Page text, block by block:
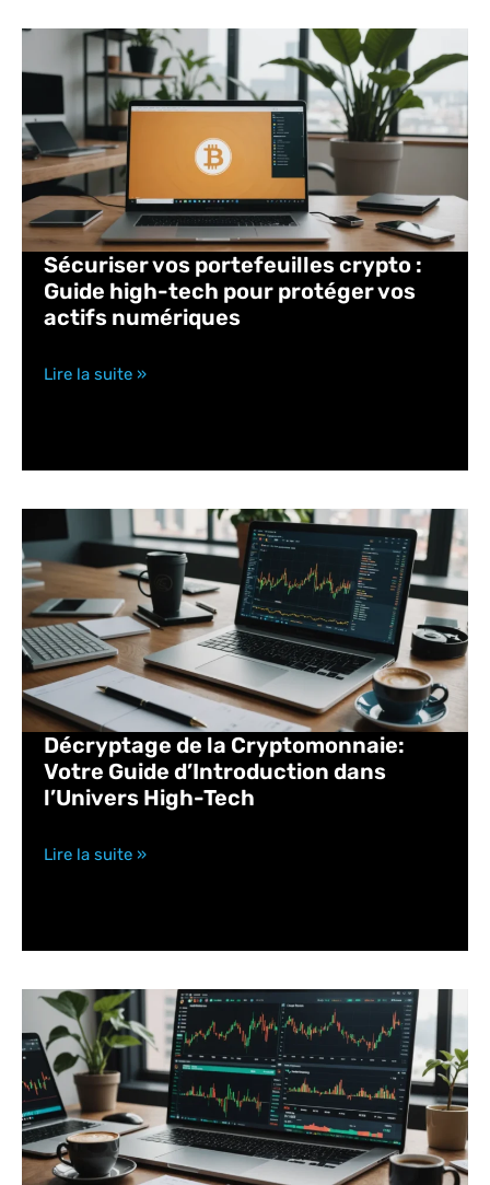
Sécuriser vos portefeuilles crypto :
Guide high-tech pour protéger vos
actifs numériques
Lire la suite »
Décryptage de la Cryptomonnaie:
Votre Guide d’Introduction dans
l’Univers High-Tech
Lire la suite »